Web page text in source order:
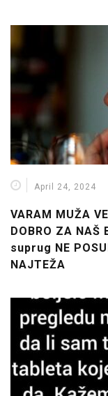
April 24, 2024
VARAM MUŽA
DOBRO ZA
suprug NE
NAJTEŽA